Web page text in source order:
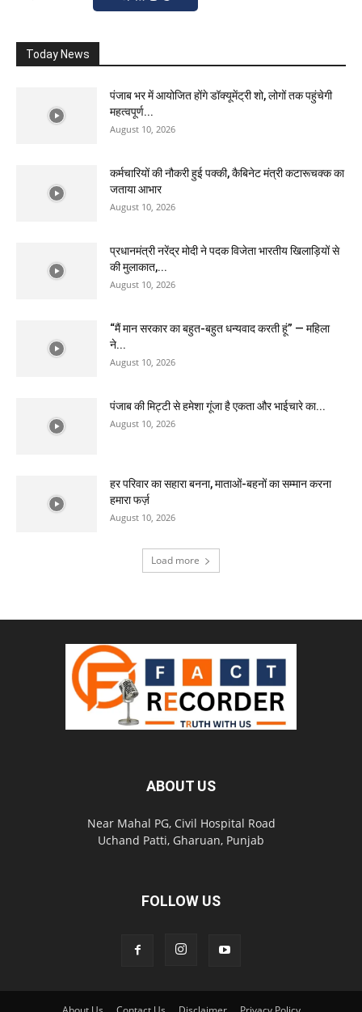
Today News
पंजाब भर में आयोजित होंगे डॉक्यूमेंट्री शो, लोगों तक पहुंचेगी
महत्वपूर्ण...
August 10, 2026
कर्मचारियों की नौकरी हुई पक्की, कैबिनेट मंत्री कटारूचक्क का
जताया आभार
August 10, 2026
प्रधानमंत्री नरेंद्र मोदी ने पदक विजेता भारतीय खिलाड़ियों से
की मुलाकात,...
August 10, 2026
“मैं मान सरकार का बहुत-बहुत धन्यवाद करती हूं” — महिला
ने...
August 10, 2026
पंजाब की मिट्टी से हमेशा गूंजा है एकता और भाईचारे का...
August 10, 2026
हर परिवार का सहारा बनना, माताओं-बहनों का सम्मान करना
हमारा फर्ज़
August 10, 2026
Load more
ABOUT US
Near Mahal PG, Civil Hospital Road
Uchand Patti, Gharuan, Punjab
FOLLOW US